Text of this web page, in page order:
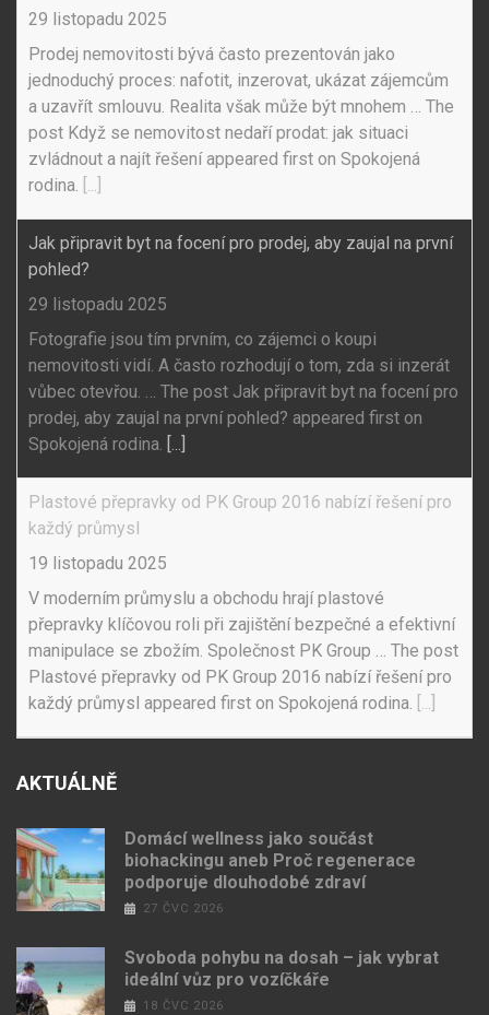
29 listopadu 2025
Prodej nemovitosti bývá často prezentován jako
jednoduchý proces: nafotit, inzerovat, ukázat zájemcům
a uzavřít smlouvu. Realita však může být mnohem … The
post Když se nemovitost nedaří prodat: jak situaci
zvládnout a najít řešení appeared first on Spokojená
rodina. [...]
Jak připravit byt na focení pro prodej, aby zaujal na první
pohled?
29 listopadu 2025
Fotografie jsou tím prvním, co zájemci o koupi
nemovitosti vidí. A často rozhodují o tom, zda si inzerát
vůbec otevřou. … The post Jak připravit byt na focení pro
prodej, aby zaujal na první pohled? appeared first on
Spokojená rodina. [...]
Plastové přepravky od PK Group 2016 nabízí řešení pro
každý průmysl
19 listopadu 2025
V moderním průmyslu a obchodu hrají plastové
přepravky klíčovou roli při zajištění bezpečné a efektivní
manipulace se zbožím. Společnost PK Group … The post
Plastové přepravky od PK Group 2016 nabízí řešení pro
každý průmysl appeared first on Spokojená rodina. [...]
AKTUÁLNĚ
Domácí wellness jako součást
biohackingu aneb Proč regenerace
podporuje dlouhodobé zdraví
27 ČVC 2026
Svoboda pohybu na dosah – jak vybrat
ideální vůz pro vozíčkáře
18 ČVC 2026